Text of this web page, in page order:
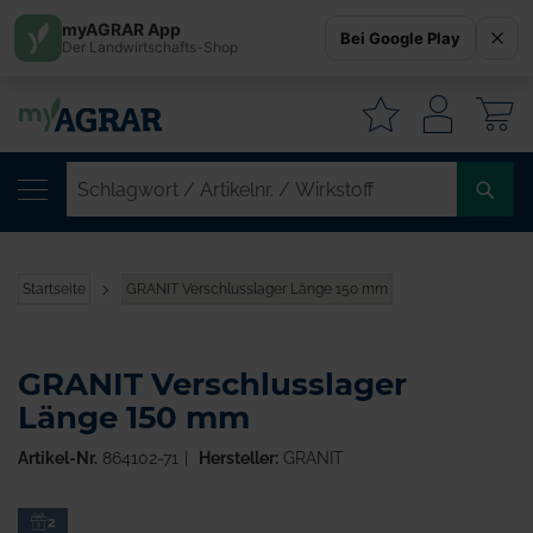
Startseite GRANIT Verschlusslager Länge 150 mm
Zum2
GRANIT Verschlusslager
Länge 150 mm
Artikel-Nr. 864102-71 Hersteller:GRANIT
myAGRAR App
Der Landwirtschafts-Shop Bei Google Play